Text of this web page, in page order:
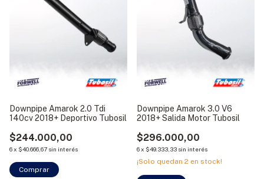
Downpipe Amarok 2.0 Tdi
140cv 2018+ Deportivo Tubosil
$244.000,00
6x $40.666,67 sin interés
Downpipe Amarok 3.0 V6
2018+ Salida Motor Tubosil
$296.000,00
6x $49.333,33 sin interés
¡Solo quedan 2 en stock!